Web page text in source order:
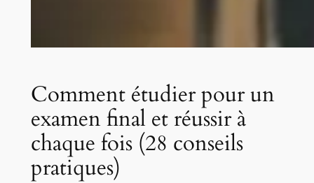
Comment étudier pour un
examen final et réussir à
chaque fois (28 conseils
pratiques)